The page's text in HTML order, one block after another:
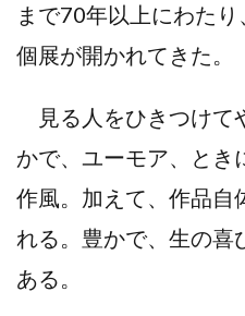
まで70年以上にわた
個展が開かれてきた。
見る人をひきつけて
かで、ユーモア、とき
作風。加えて、作品自
れる。豊かで、生の喜
ある。